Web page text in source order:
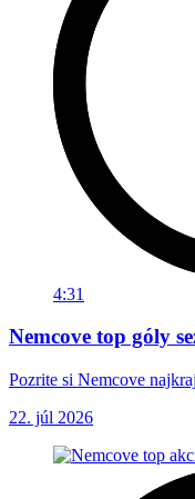
4:31
Nemcove top góly
Pozrite si Nemcove
22. júl 2026